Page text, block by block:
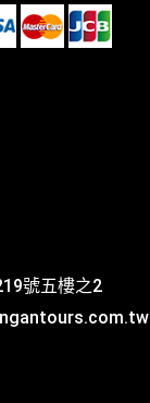
號五樓之2